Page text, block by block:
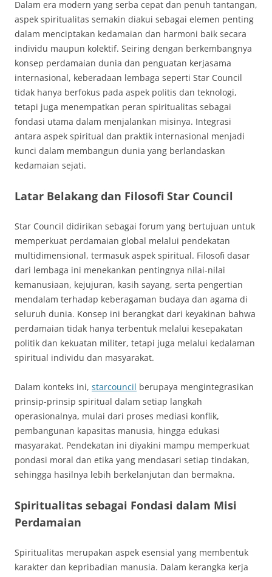
Dalam era modern yang serba cepat dan penuh tantangan,
aspek spiritualitas semakin diakui sebagai elemen penting
dalam menciptakan kedamaian dan harmoni baik secara
individu maupun kolektif. Seiring dengan berkembangnya
konsep perdamaian dunia dan penguatan kerjasama
internasional, keberadaan lembaga seperti Star Council
tidak hanya berfokus pada aspek politis dan teknologi,
tetapi juga menempatkan peran spiritualitas sebagai
fondasi utama dalam menjalankan misinya. Integrasi
antara aspek spiritual dan praktik internasional menjadi
kunci dalam membangun dunia yang berlandaskan
kedamaian sejati.
Latar Belakang dan Filosofi Star Council
Star Council didirikan sebagai forum yang bertujuan untuk
memperkuat perdamaian global melalui pendekatan
multidimensional, termasuk aspek spiritual. Filosofi dasar
dari lembaga ini menekankan pentingnya nilai-nilai
kemanusiaan, kejujuran, kasih sayang, serta pengertian
mendalam terhadap keberagaman budaya dan agama di
seluruh dunia. Konsep ini berangkat dari keyakinan bahwa
perdamaian tidak hanya terbentuk melalui kesepakatan
politik dan kekuatan militer, tetapi juga melalui kedalaman
spiritual individu dan masyarakat.
Dalam konteks ini, starcouncil berupaya mengintegrasikan
prinsip-prinsip spiritual dalam setiap langkah
operasionalnya, mulai dari proses mediasi konflik,
pembangunan kapasitas manusia, hingga edukasi
masyarakat. Pendekatan ini diyakini mampu memperkuat
pondasi moral dan etika yang mendasari setiap tindakan,
sehingga hasilnya lebih berkelanjutan dan bermakna.
Spiritualitas sebagai Fondasi dalam Misi
Perdamaian
Spiritualitas merupakan aspek esensial yang membentuk
karakter dan kepribadian manusia. Dalam kerangka kerja